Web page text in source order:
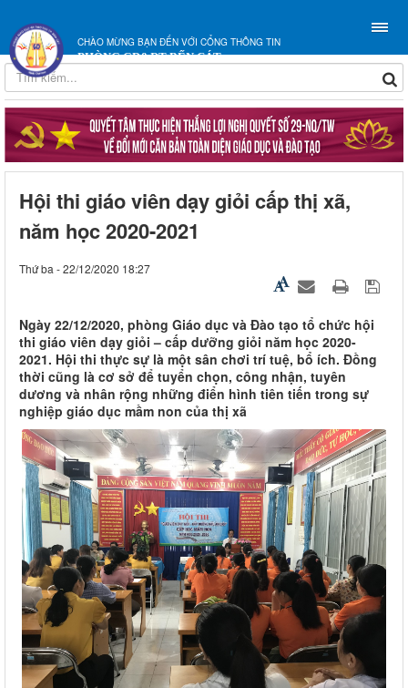
CHÀO MỪNG BẠN ĐẾN VỚI CỔNG THÔNG TIN
PHÒNG GD&ĐT BẾN CÁT
Hội thi giáo viên dạy giỏi cấp thị xã,
năm học 2020-2021
Thứ ba - 22/12/2020 18:27
Ngày 22/12/2020, phòng Giáo dục và Đào tạo tổ chức hội
thi giáo viên dạy giỏi – cấp dưỡng giỏi năm học 2020-
2021. Hội thi thực sự là một sân chơi trí tuệ, bổ ích. Đồng
thời cũng là cơ sở để tuyển chọn, công nhận, tuyên
dương và nhân rộng những điển hình tiên tiến trong sự
nghiệp giáo dục mầm non của thị xã